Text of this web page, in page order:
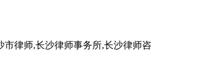
市律师,长沙律师事务所,长沙律师咨